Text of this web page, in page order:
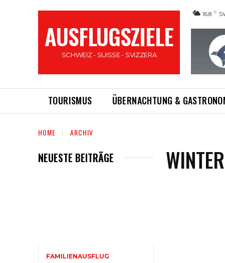
AUSFLUGSZIELE
SCHWEIZ - SUISSE - SVIZZERA
16.8 C
TOURISMUS ÜBERNACHTUNG &
HOME ARCHIV
NEUESTE BEITRÄGE
FAMILIENAUSFLUG